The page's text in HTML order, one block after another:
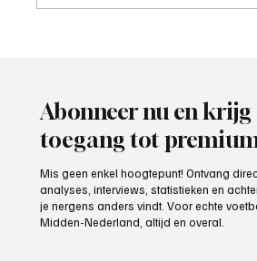
Abonneer nu en krijg
toegang tot
Mis geen enkel hoogtepunt! Ontvang
analyses, interviews, statistieken en
je nergens anders vindt. Voor echte
Midden-Nederland, altijd en overal.